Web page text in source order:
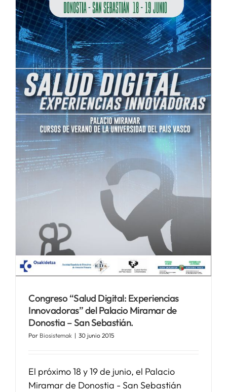
Congreso “Salud Digital: Experiencias
Innovadoras” del Palacio Miramar de
Donostia – San Sebastián.
Por Biosistemak | 30 junio 2015
El próximo 18 y 19 de junio, el Palacio
Miramar de Donostia - San Sebastián